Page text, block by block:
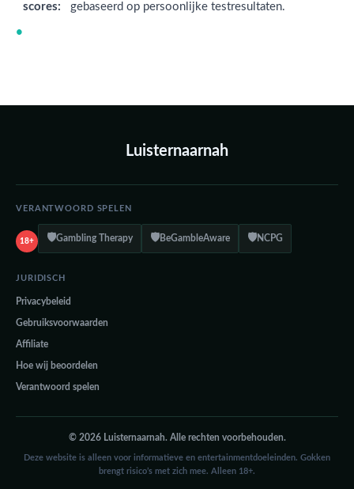
scores:
gebaseerd op persoonlijke testresultaten.
Luisternaarnah
VERANTWOORD SPELEN
18+ 🛡️Gambling Therapy 🛡️BeGambleAware 🛡️NCPG
JURIDISCH
Privacybeleid
Gebruiksvoorwaarden
Affiliate
Hoe wij beoordelen
Verantwoord spelen
© 2026 Luisternaarnah. Alle rechten voorbehouden.
Deze website is alleen voor informatieve en entertainmentdoeleinden. Gokken
brengt risico’s met zich mee. Alleen 18+.